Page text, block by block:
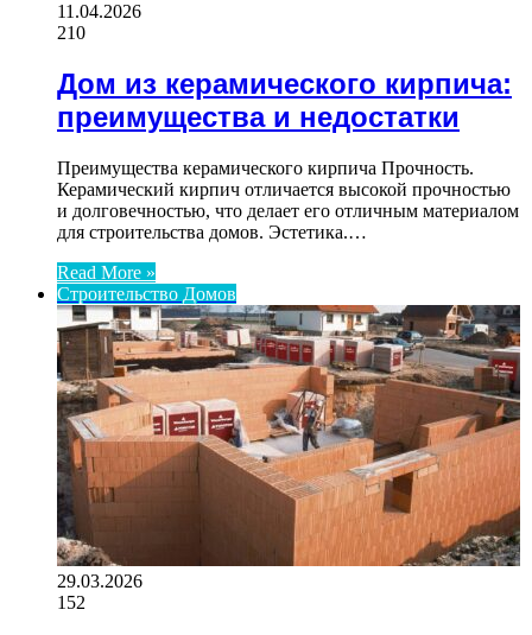
11.04.2026
210
Дом из керамического кирпича:
преимущества и недостатки
Преимущества керамического кирпича Прочность.
Керамический кирпич отличается высокой прочностью
и долговечностью, что делает его отличным материалом
для строительства домов. Эстетика.…
Read More »
Строительство Домов
29.03.2026
152